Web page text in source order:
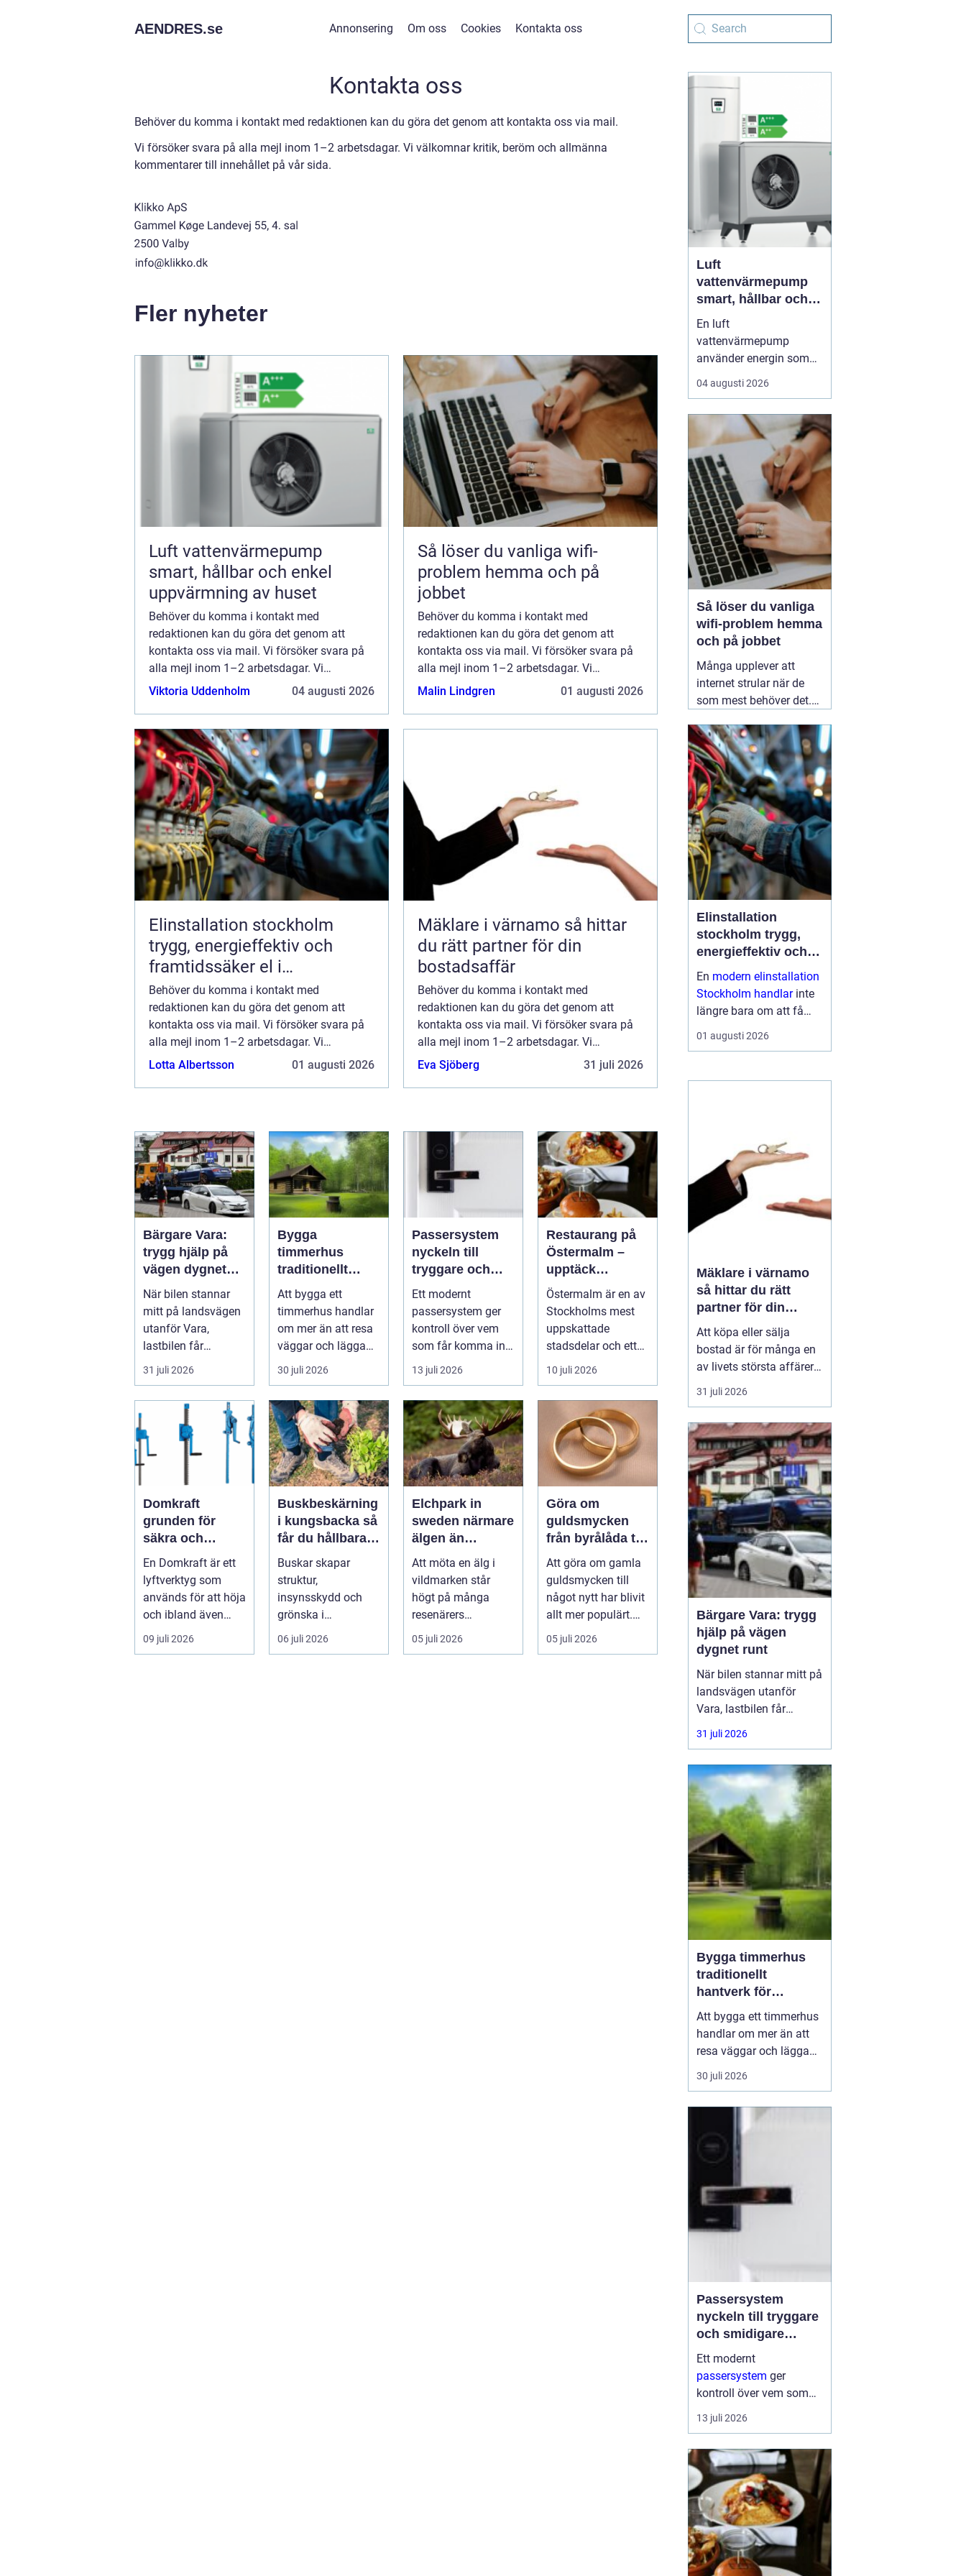
AENDRES.se Annonsering Om oss Cookies Kontakta oss
Kontakta oss
Behöver du komma i kontakt med redaktionen kan du göra det genom att kontakta oss via mail.
Vi försöker svara på alla mejl inom 1–2 arbetsdagar. Vi välkomnar kritik, beröm och allmänna
kommentarer till innehållet på vår sida.
Fler nyheter
Luft vattenvärmepump
smart, hållbar och enkel
uppvärmning av huset
Behöver du komma i kontakt med
redaktionen kan du göra det genom att
kontakta oss via mail. Vi försöker svara på
alla mejl inom 1–2 arbetsdagar. Vi
välkomnar kritik, beröm och allmänna
Viktoria Uddenholm 04 augusti 2026
Så löser du vanliga wifi-
problem hemma och på
jobbet
Behöver du komma i kontakt med
redaktionen kan du göra det genom att
kontakta oss via mail. Vi försöker svara på
alla mejl inom 1–2 arbetsdagar. Vi
välkomnar kritik, beröm och allmänna
Malin Lindgren 01 augusti 2026
Elinstallation stockholm
trygg, energieffektiv och
framtidssäker el i
företagslokaler
Behöver du komma i kontakt med
redaktionen kan du göra det genom att
kontakta oss via mail. Vi försöker svara på
alla mejl inom 1–2 arbetsdagar. Vi
välkomnar kritik, beröm och allmänna
Lotta Albertsson 01 augusti 2026
Mäklare i värnamo så hittar
du rätt partner för din
bostadsaffär
Behöver du komma i kontakt med
redaktionen kan du göra det genom att
kontakta oss via mail. Vi försöker svara på
alla mejl inom 1–2 arbetsdagar. Vi
välkomnar kritik, beröm och allmänna
Eva Sjöberg 31 juli 2026
Bärgare Vara:
trygg hjälp på
vägen dygnet
runt
När bilen stannar
mitt på landsvägen
utanför Vara,
lastbilen får
punkteri...
31 juli 2026
Bygga
timmerhus
traditionellt
hantverk för
moderna behov
Att bygga ett
timmerhus handlar
om mer än att resa
väggar och lägga
ett tak. Ett
timmerhus är ett
lå...
30 juli 2026
Passersystem
nyckeln till
tryggare och
smidigare
Ett modernt
passersystem ger
kontroll över vem
som får komma in i
en byggnad, när de
får komma in oc...
13 juli 2026
Restaurang på
Östermalm –
upptäck
matupplevelser i
en av
Stockholms
mest attraktiva
Östermalm är en av
Stockholms mest
uppskattade
stadsdelar och ett
självklart val f&ou...
10 juli 2026
Domkraft
grunden för
säkra och
precisa lyft
En Domkraft är ett
lyftverktyg som
används för att höja
och ibland även
positionera tunga
objekt, so...
09 juli 2026
Buskbeskärning
i kungsbacka så
får du hållbara
och vackra
buskar året runt
Buskar skapar
struktur,
insynsskydd och
grönska i
trädgården, men
utan genomtänkt
06 juli 2026
Elchpark in
sweden närmare
älgen än
någonsin
Att möta en älg i
vildmarken står
högt på många
resenärers
önskelista. Älgen är
Skandinaviens
05 juli 2026
Göra om
guldsmycken
från byrålåda till
älskad favorit
Att göra om gamla
guldsmycken till
något nytt har blivit
allt mer populärt.
Många har ärvda
ringar, ...
05 juli 2026
Luft
vattenvärmepump
smart, hållbar och
enkel uppvärmning
av huset
En luft
vattenvärmepump
använder energin som
redan finns i
utomhusluften för att
varmvatten. Den kräver
varken borrhål eller
grävning och kan sänka
uppvärmningskostnaden
med upp till omkring
7580 % jämfört med
äldre el- eller olje...
04 augusti 2026
Så löser du vanliga
wifi-problem hemma
och på jobbet
Många upplever att
internet strular när de
som mest behöver det.
videos hackar och
uppkopplingen faller
bort utan förvarning.
Ofta handlar det inte om
att internetleverantören
är dålig, utan01 augusti
2026
Elinstallation
stockholm trygg,
energieffektiv och
framtidssäker el i
företagslokaler
En modern elinstallation
Stockholm handlarinte
längre bara om att få
belysning och uttag på
rätt plats. För företag i
elen en central del av
01 augusti 2026
Mäklare i värnamo
så hittar du rätt
partner för din
bostadsaffär
Att köpa eller sälja
bostad är för många en
av livets största affärer.
Valet
Värnamo påverkar
stressig processen
upplevs. I en marknad
som rör sig snabbt, med
allt från...
31 juli 2026
Bärgare Vara: trygg
hjälp på vägen
dygnet runt
När bilen stannar mitt på
landsvägen utanför
Vara, lastbilen får
punktering i
rusningstrafik eller
på väg genom
Skaraborg är trygg och
snabb hjälp avgörande.
En
31 juli 2026
Bygga timmerhus
traditionellt
hantverk för
moderna behov
Att bygga ett timmerhus
handlar om mer än att
resa väggar och lägga
ett tak. Ett timmerhus är
ett långsiktigt hem,
som andas, åldras
vackert och ger en varm,
ombonad känsla.
att fler söker hållbara
boen...
30 juli 2026
Passersystem
nyckeln till tryggare
och smidigare
tillträde
Ett modernt
passersystem ger
kontroll över vem som
får komma in i en
byggnad, när de får
utrymmen. I stället för
fysiska nycklar används
ofta brickor, kort,...
13 juli 2026